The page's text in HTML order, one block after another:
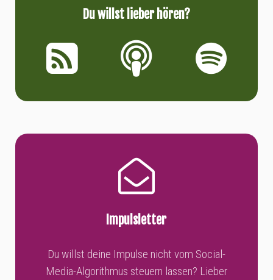
Du willst lieber hören?
Impulsletter
Du willst deine Impulse nicht vom Social-
Media-Algorithmus steuern lassen? Lieber